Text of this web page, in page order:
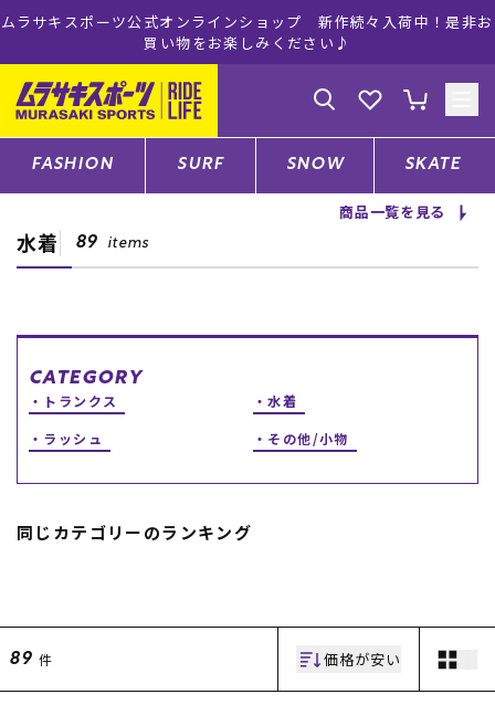
ムラサキスポーツ公式オンラインショップ 新作続々入荷中！是非お
買い物をお楽しみください♪
ゲスト様
ログイン 会員登録
CATEGORY
ファッションTOP
スノーTOP
FASHION SURF SNOW SKATE
商品一覧を見る
水着 89 items
CATEGORY
トランクス
水着
ラッシュ
その他/小物
同じカテゴリーのランキング
89 件 価格が安い